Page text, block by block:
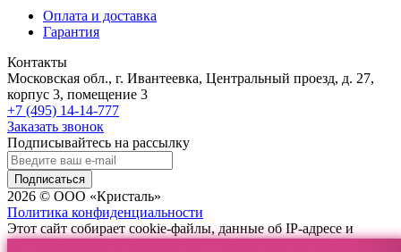
Оплата и доставка
Гарантия
Контакты
Московская обл., г. Ивантеевка, Центральный проезд, д. 27,
корпус 3, помещение 3
+7 (495) 14-14-777
Заказать звонок
Подписывайтесь на рассылку
Подписаться
2026 © ООО «Кристаль»
Политика конфиденциальности
Этот сайт собирает cookie-файлы, данные об IP-адресе и